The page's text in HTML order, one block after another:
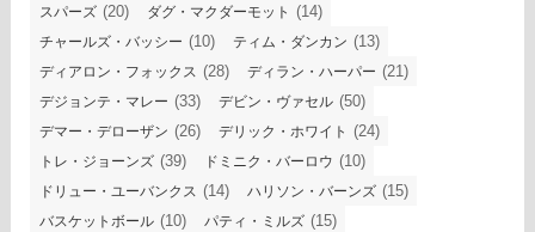
スパーズ (20) ダグ・マクダーモット (14)
チャールズ・バッシー (10) ティム・ダンカン (13)
ディアロン・フォックス (28) ディラン・ハーパー (21)
デジョンテ・マレー (33) デビン・ヴァセル (50)
デマー・デローザン (26) デリック・ホワイト (24)
トレ・ジョーンズ (39) ドミニク・バーロウ (10)
ドリュー・ユーバンクス (14) ハリソン・バーンズ (15)
バスケットボール (10) パティ・ミルズ (15)